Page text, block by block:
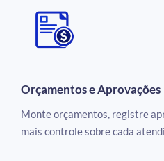
Orçamentos e Aprovações
Monte orçamentos, registre
mais controle sobre cada